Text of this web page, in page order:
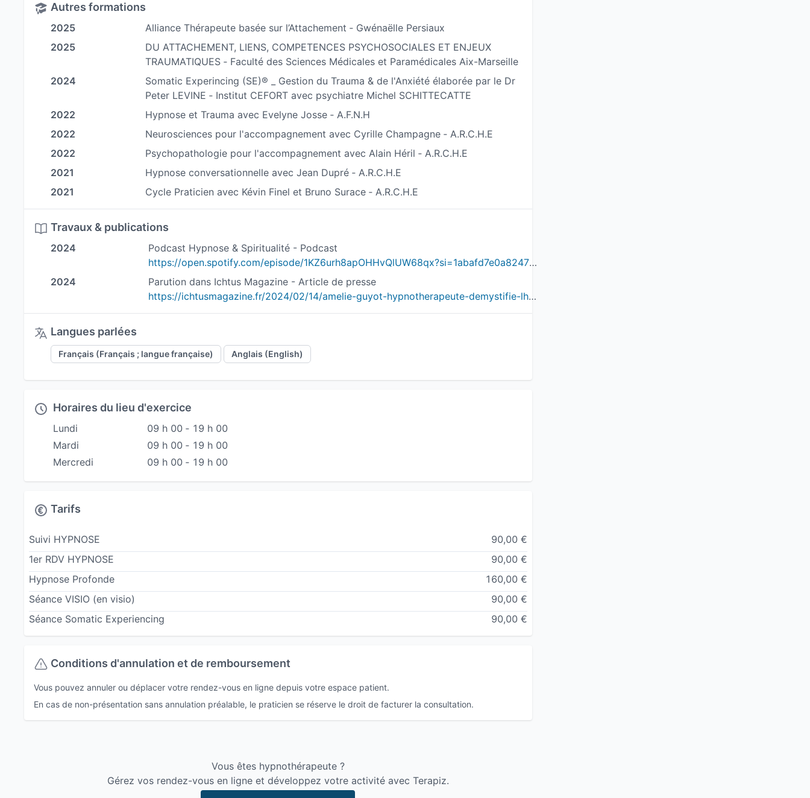
Ensemble, nous travaillons à
relation de confiance avec soi-même.
Chaque séance est un espace d’écoute, de présence et d’ajustement face à ce que vous traversez.
Mon objectif : vous soutenir dans unchemin vers plus de clarté, de liberté émotionnelle et de
Autres formations
2025
Alliance Thérapeute basée sur l’Attachement ‐ Gwénaëlle Persiaux
2025
DU ATTACHEMENT, LIENS, COMPETENCES PSYCHOSOCIALES ET ENJEUX
TRAUMATIQUES ‐ Faculté des Sciences Médicales et Paramédicales Aix-Marseille
2024
Somatic Experincing (SE)® _ Gestion du Trauma & de l'Anxiété élaborée par le Dr
Peter LEVINE ‐ Institut CEFORT avec psychiatre Michel SCHITTECATTE
2022
Hypnose et Trauma avec Evelyne Josse ‐ A.F.N.H
2022
Neurosciences pour l'accompagnement avec Cyrille Champagne ‐ A.R.C.H.E
2022
Psychopathologie pour l'accompagnement avec Alain Héril ‐ A.R.C.H.E
2021
Hypnose conversationnelle avec Jean Dupré ‐ A.R.C.H.E
2021
Cycle Praticien avec Kévin Finel et Bruno Surace ‐ A.R.C.H.E
Travaux & publications
2024
Podcast Hypnose & Spiritualité - Podcast
https://open.spotify.com/episode/1KZ6urh8apOHHvQlUW68qx?si=1abafd7e0a824769&nd=1&dlsi=6fd532838bb94261
2024
Parution dans Ichtus Magazine - Article de presse
https://ichtusmagazine.fr/2024/02/14/amelie-guyot-hypnotherapeute-demystifie-lhypnose/
Langues parlées
Français (Français ; langue française) Anglais (English)
Horaires du lieu d'exercice
Lundi
09 h 00 ‐ 19 h 00
Mardi
09 h 00 ‐ 19 h 00
Mercredi
09 h 00 ‐ 19 h 00
Tarifs
Suivi HYPNOSE
90,00 €
1er RDV HYPNOSE
90,00 €
Hypnose Profonde
160,00 €
Séance VISIO (en visio)
90,00 €
Séance Somatic Experiencing
90,00 €
Conditions d'annulation et de remboursement
Vous pouvez annuler ou déplacer votre rendez-vous en ligne depuis votre espace patient.
En cas de non-présentation sans annulation préalable, le praticien se réserve le droit de facturer la consultation.
Vous êtes hypnothérapeute ?
Gérez vos rendez-vous en ligne et développez votre activité avec Terapiz.